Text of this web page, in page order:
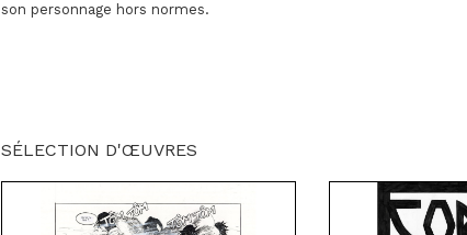
son personnage hors normes.
SÉLECTION D'ŒUVRES